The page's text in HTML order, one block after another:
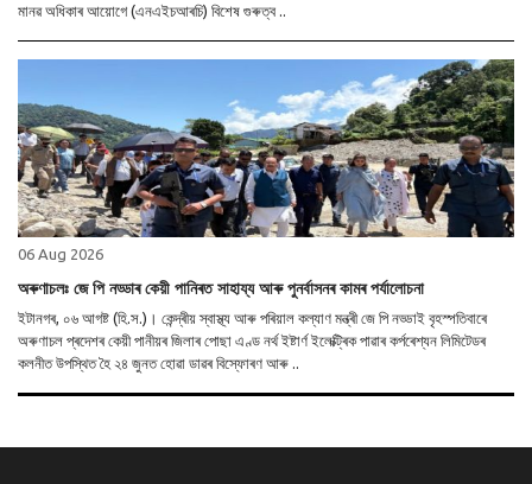
মানৱ অধিকাৰ আয়োগে (এনএইচআৰচি) বিশেষ গুৰুত্ব ..
06 Aug 2026
অৰুণাচলঃ জে পি নড্ডাৰ কেয়ী পানিৰত সাহায্য আৰু পুনৰ্বাসনৰ কামৰ পৰ্যালোচনা
ইটানগৰ, ০৬ আগষ্ট (হি.স.)। কেন্দ্ৰীয় স্বাস্থ্য আৰু পৰিয়াল কল্যাণ মন্ত্ৰী জে পি নড্ডাই বৃহস্পতিবাৰে
অৰুণাচল প্ৰদেশৰ কেয়ী পানীয়ৰ জিলাৰ পোছা এণ্ড নৰ্থ ইষ্টাৰ্ণ ইলেক্ট্ৰিক পাৱাৰ কৰ্পৰেশ্যন লিমিটেডৰ
কলনীত উপস্থিত হৈ ২৪ জুনত হোৱা ডাৱৰ বিস্ফোৰণ আৰু ..